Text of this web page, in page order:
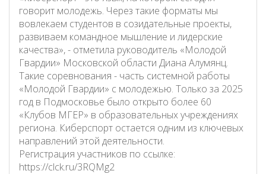
говорит молодежь. Через такие форматы мы
вовлекаем студентов в созидательные проекты,
развиваем командное мышление и лидерские
качества», - отметила руководитель «Молодой
Гвардии» Московской области Диана Алумянц.
Такие соревнования - часть системной работы
«Молодой Гвардии» с молодежью. Только за 2025
год в Подмосковье было открыто более 60
«Клубов МГЕР» в образовательных учреждениях
региона. Киберспорт остается одним из ключевых
направлений этой деятельности.
Регистрация участников по ссылке:
https://clck.ru/3RQMg2